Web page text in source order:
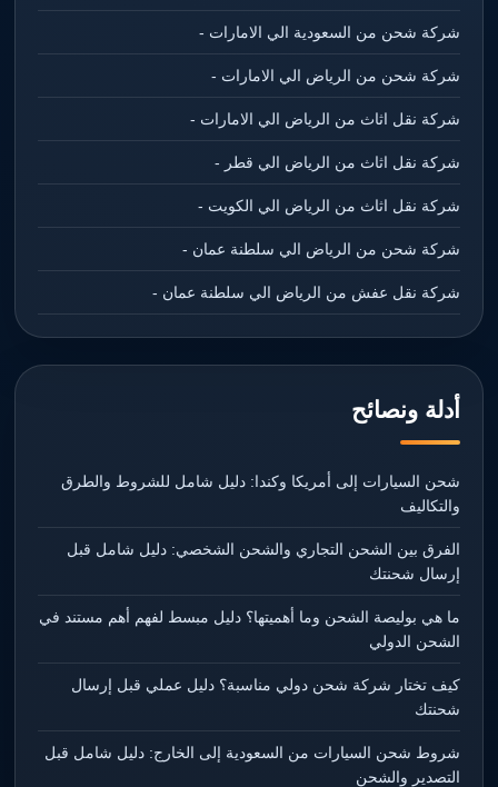
شركة شحن من السعودية الي الامارات -
شركة شحن من الرياض الي الامارات -
شركة نقل اثاث من الرياض الي الامارات -
شركة نقل اثاث من الرياض الي قطر -
شركة نقل اثاث من الرياض الي الكويت -
شركة شحن من الرياض الي سلطنة عمان -
شركة نقل عفش من الرياض الي سلطنة عمان -
أدلة ونصائح
شحن السيارات إلى أمريكا وكندا: دليل شامل للشروط والطرق
والتكاليف
الفرق بين الشحن التجاري والشحن الشخصي: دليل شامل قبل
إرسال شحنتك
ما هي بوليصة الشحن وما أهميتها؟ دليل مبسط لفهم أهم مستند في
الشحن الدولي
كيف تختار شركة شحن دولي مناسبة؟ دليل عملي قبل إرسال
شحنتك
شروط شحن السيارات من السعودية إلى الخارج: دليل شامل قبل
التصدير والشحن